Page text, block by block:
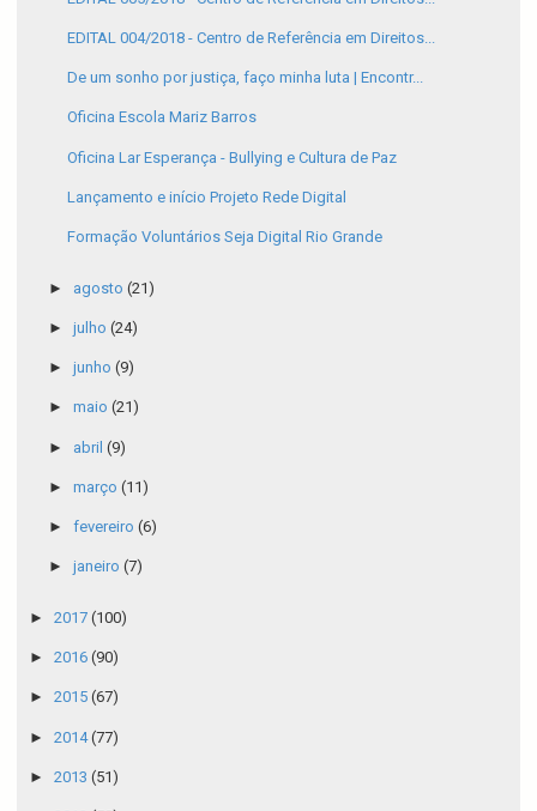
EDITAL 004/2018 - Centro de Referência em Direitos...
De um sonho por justiça, faço minha luta | Encontr...
Oficina Escola Mariz Barros
Oficina Lar Esperança - Bullying e Cultura de Paz
Lançamento e início Projeto Rede Digital
Formação Voluntários Seja Digital Rio Grande
► agosto (21)
► julho (24)
► junho (9)
► maio (21)
► abril (9)
► março (11)
► fevereiro (6)
► janeiro (7)
► 2017 (100)
► 2016 (90)
► 2015 (67)
► 2014(77)
► 2013 (51)